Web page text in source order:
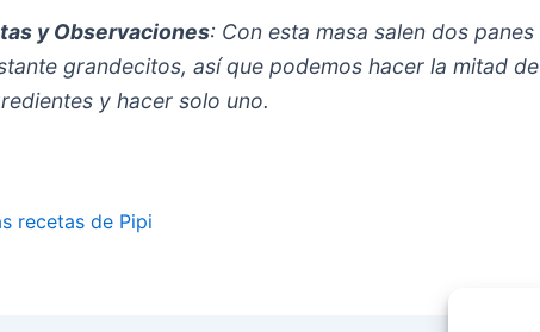
y Observaciones: Con esta masa salen dos panes
grandecitos, así que podemos hacer la mitad de
y hacer solo uno.
recetas de Pipi